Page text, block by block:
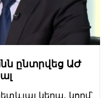
ընտրվեց ԱԺ
կերպ. կողմ՝